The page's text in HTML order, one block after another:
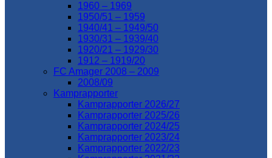
1960 – 1969
1950/51 – 1959
1940/41 – 1949/50
1930/31 – 1939/40
1920/21 – 1929/30
1912 – 1919/20
FC Amager 2008 – 2009
2008/09
Kamprapporter
Kamprapporter 2026/27
Kamprapporter 2025/26
Kamprapporter 2024/25
Kamprapporter 2023/24
Kamprapporter 2022/23